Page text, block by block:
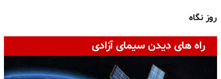
روز نگاه
راه های دیدن سیمای آزادی